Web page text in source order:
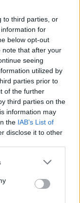
to third parties, or
for
below opt-out
note that after your
seeing
utilized by
parties prior to
of the further
third parties on the
information may
the IAB’s List of
disclose it to other
FLORA